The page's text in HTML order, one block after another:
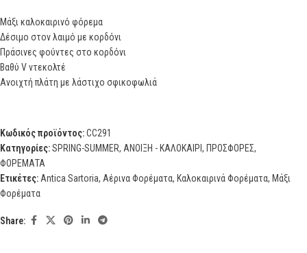
Μάξι καλοκαιρινό φόρεμα
Δέσιμο στον λαιμό με κορδόνι
Πράσινες φούντες στο κορδόνι
Βαθύ V ντεκολτέ
Ανοιχτή πλάτη με λάστιχο σφικοφωλιά
Κωδικός προϊόντος:CC291
Κατηγορίες:SPRING-SUMMER, ΑΝΟΙΞΗ - ΚΑΛΟΚΑΙΡΙ , ΠΡΟΣΦΟΡΕΣ,
ΦΟΡΕΜΑΤΑ
Ετικέτες:Antica Sartoria, Αέρινα Φορέματα, Καλοκαιρινά Φορέματα, Μάξι
Φορέματα
Share: